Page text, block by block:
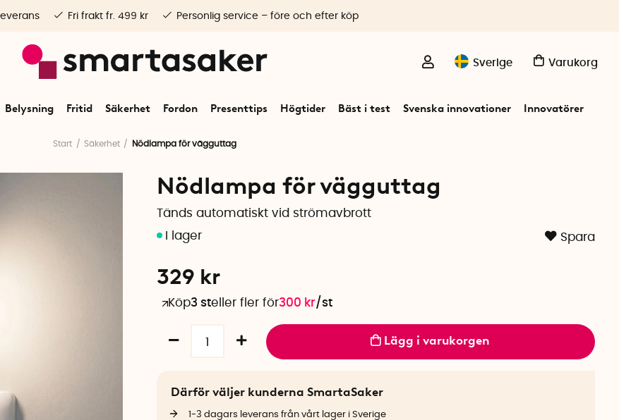
Sverige Varukorg
Belysning Fritid Säkerhet Fordon Presenttips Högtider Bäst i test Svenska innovationer Innovatörer
Fri frakt fr. 499 kr Personlig service – före och efter köp
Start Säkerhet Nödlampa för vägguttag
Nödlampa för vägguttag
Tänds automatiskt vid strömavbrott
Spara
329 kr
Köp3 steller fler för300 kr/st
Lägg i varukorgen
Därför väljer kunderna SmartaSaker
1-3 dagars leverans från vårt lager i Sverige